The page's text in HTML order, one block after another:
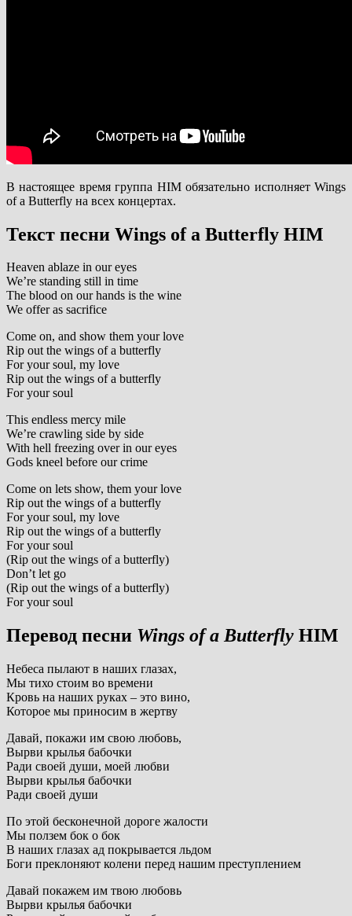
В настоящее время группа HIM обязательно исполняет Wings
of a Butterfly на всех концертах.
Текст песни Wings of a Butterfly HIM
Heaven ablaze in our eyes
We’re standing still in time
The blood on our hands is the wine
We offer as sacrifice
Come on, and show them your love
Rip out the wings of a butterfly
For your soul, my love
Rip out the wings of a butterfly
For your soul
This endless mercy mile
We’re crawling side by side
With hell freezing over in our eyes
Gods kneel before our crime
Come on lets show, them your love
Rip out the wings of a butterfly
For your soul, my love
Rip out the wings of a butterfly
For your soul
(Rip out the wings of a butterfly)
Don’t let go
(Rip out the wings of a butterfly)
For your soul
Перевод песни Wings of a Butterfly HIM
Небеса пылают в наших глазах,
Мы тихо стоим во времени
Кровь на наших руках – это вино,
Которое мы приносим в жертву
Давай, покажи им свою любовь,
Вырви крылья бабочки
Ради своей души, моей любви
Вырви крылья бабочки
Ради своей души
По этой бесконечной дороге жалости
Мы ползем бок о бок
В наших глазах ад покрывается льдом
Боги преклоняют колени перед нашим преступлением
Давай покажем им твою любовь
Вырви крылья бабочки